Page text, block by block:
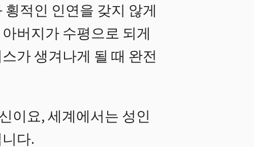
적인 인연을 갖지 않게
버지가 수평으로 되게
가 생겨나게 될 때 완전
이요, 세계에서는 성인
다.